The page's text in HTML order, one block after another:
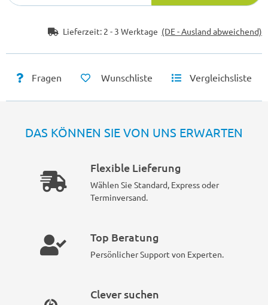
Lieferzeit: 2 - 3 Werktage (DE - Ausland abweichend)
Fragen Wunschliste Vergleichsliste
DAS KÖNNEN SIE VON UNS ERWARTEN
Flexible Lieferung
Wählen Sie Standard, Express oder
Terminversand.
Top Beratung
Persönlicher Support von Experten.
Clever suchen